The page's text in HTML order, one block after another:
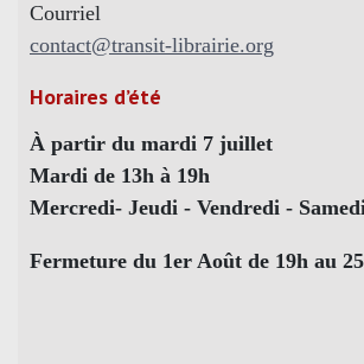
Courriel
contact@transit-librairie.org
Horaires d’été
À partir du mardi 7 juillet
Mardi de 13h à 19h
Mercredi- Jeudi - Vendredi -
Fermeture du 1er Août de 19h au